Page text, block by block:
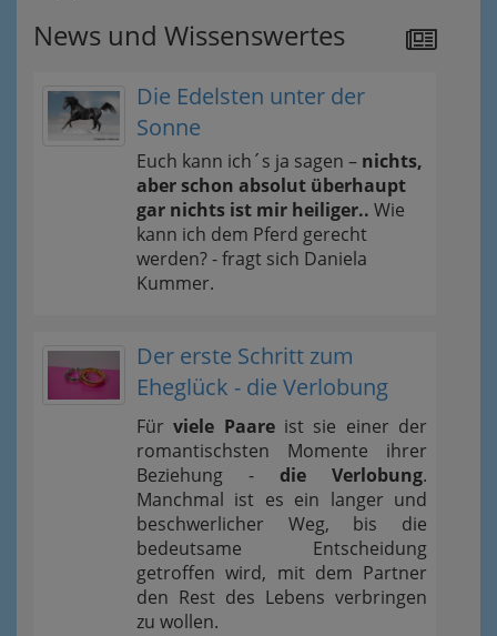
News und Wissenswertes
Die Edelsten unter der
Sonne
Euch kann ich´s ja sagen – nichts,
aber schon absolut überhaupt
gar nichts ist mir heiliger.. Wie
kann ich dem Pferd gerecht
werden? - fragt sich Daniela
Kummer.
Der erste Schritt zum
Eheglück - die Verlobung
Fürviele Paareist sie einer der
romantischsten Momente ihrer
Beziehung - die Verlobung.
Manchmal ist es ein langer und
beschwerlicher Weg, bis die
bedeutsame Entscheidung
getroffen wird, mit dem Partner
den Rest des Lebens verbringen
zu wollen.